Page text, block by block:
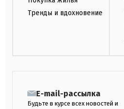
Тренды и вдохновение
E-mail-рассылка
Будьте в курсе всех новостей и